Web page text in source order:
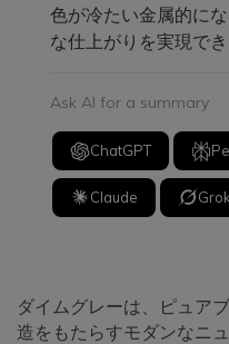
色が冷たい金属的に
な仕上がりを実現でき
Ask AI for a summary
ChatGPT
Claude Grok
ダイムグレーは、ピュア
造をもたらすモダンなニ